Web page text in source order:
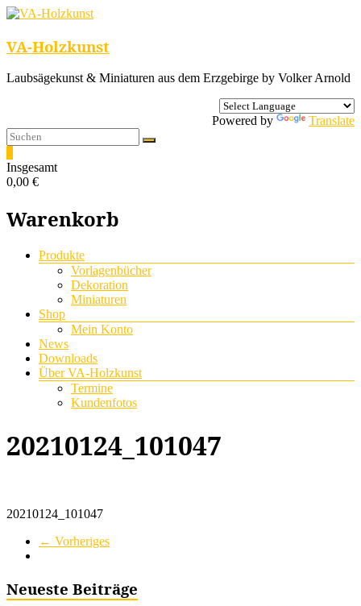
VA-Holzkunst
Laubsägekunst & Miniaturen aus dem Erzgebirge by Volker Arnold
Powered by Translate
Insgesamt
0,00 €
Warenkorb
Menü
Produkte
Vorlagenbücher
Dekoration
Miniaturen
Shop
Mein Konto
News
Downloads
Über VA-Holzkunst
Termine
Kundenfotos
20210124_101047
20210124_101047
← Vorheriges
Neueste Beiträge